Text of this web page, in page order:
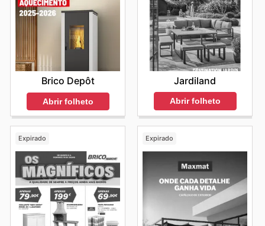
Brico Depôt
Abrir folheto
Jardiland
Abrir folheto
Expirado Expirado